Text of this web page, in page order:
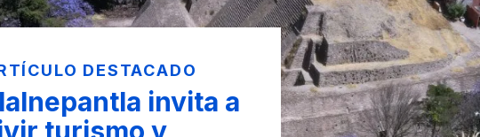
DESTACADO
invita a